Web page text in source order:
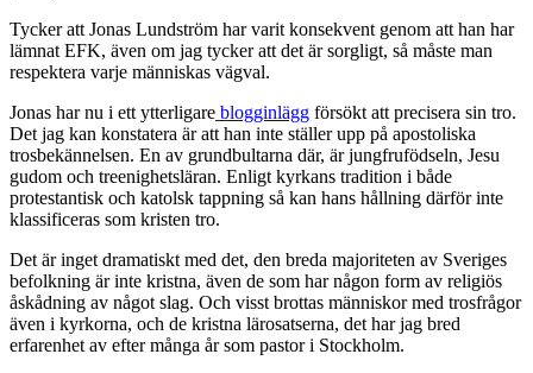
Tycker att Jonas Lundström har varit konsekvent genom att han har
lämnat EFK, även om jag tycker att det är sorgligt, så måste man
respektera varje människas vägval.
Jonas har nu i ett ytterligare blogginlägg försökt att precisera sin tro.
Det jag kan konstatera är att han inte ställer upp på apostoliska
trosbekännelsen. En av grundbultarna där, är jungfrufödseln, Jesu
gudom och treenighetsläran. Enligt kyrkans tradition i både
protestantisk och katolsk tappning så kan hans hållning därför inte
klassificeras som kristen tro.
Det är inget dramatiskt med det, den breda majoriteten av Sveriges
befolkning är inte kristna, även de som har någon form av religiös
åskådning av något slag. Och visst brottas människor med trosfrågor
även i kyrkorna, och de kristna lärosatserna, det har jag bred
erfarenhet av efter många år som pastor i Stockholm.